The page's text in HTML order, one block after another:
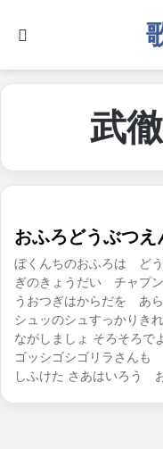
武
おふろどうぶつ
ぼくんちのおふろは ど
ぎのきょうだい チャプ
うおつぎはからだを あ
シュッのシュすっかりき
ながしましょ そろそろ
ゴッシゴシゴリラさんも
しふけた さあはいろう